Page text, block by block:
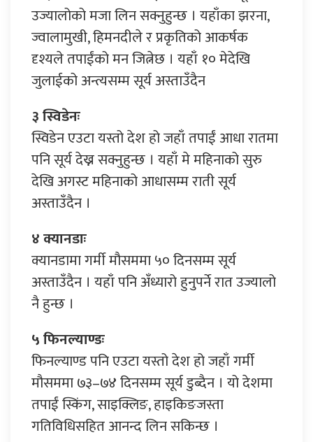
उज्यालोको मजा लिन सक्नुहुन्छ । यहाँका झरना,
ज्वालामुखी, हिमनदीले र प्रकृतिको आकर्षक
दृश्यले तपाईंको मन जित्नेछ । यहाँ १० मेदेखि
जुलाईको अन्त्यसम्म सूर्य अस्ताउँदैन
३ स्विडेनः
स्विडेन एउटा यस्तो देश हो जहाँ तपाईं आधा रातमा
पनि सूर्य देख्न सक्नुहुन्छ । यहाँ मे महिनाको सुरु
देखि अगस्ट महिनाको आधासम्म राती सूर्य
अस्ताउँदैन ।
४ क्यानडाः
क्यानडामा गर्मी मौसममा ५० दिनसम्म सूर्य
अस्ताउँदैन । यहाँ पनि अँध्यारो हुनुपर्ने रात उज्यालो
नै हुन्छ ।
५ फिनल्याण्डः
फिनल्याण्ड पनि एउटा यस्तो देश हो जहाँ गर्मी
मौसममा ७३–७४ दिनसम्म सूर्य डुब्दैन । यो देशमा
तपाईं स्किंग, साइक्लिङ, हाइकिङजस्ता
गतिविधिसहित आनन्द लिन सकिन्छ ।